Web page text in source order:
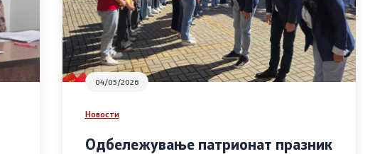
04/05/2026
Новости
Одбележување патрионат празник